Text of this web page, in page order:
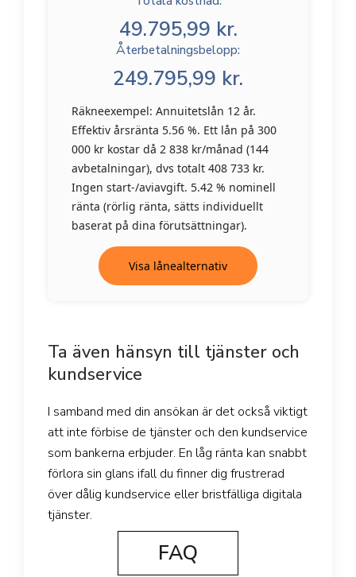
49.795,99 kr.
Återbetalningsbelopp:
249.795,99 kr.
Räkneexempel: Annuitetslån 12 år.
Effektiv årsränta 5.56 %. Ett lån på 300
000 kr kostar då 2 838 kr/månad (144
avbetalningar), dvs totalt 408 733 kr.
Ingen start-/aviavgift. 5.42 % nominell
ränta (rörlig ränta, sätts individuellt
baserat på dina förutsättningar).
Visa lånealternativ
Ta även hänsyn till tjänster och
kundservice
I samband med din ansökan är det också viktigt
att inte förbise de tjänster och den kundservice
som bankerna erbjuder. En låg ränta kan snabbt
förlora sin glans ifall du finner dig frustrerad
över dålig kundservice eller bristfälliga digitala
tjänster.
FAQ